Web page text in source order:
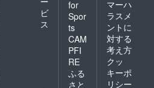
ビ
ス
for
Spor
ts
CAM
PFI
RE
ふる
さと
マーハ
ラスメ
ントに
対する
考え方
クッ
キーポ
リシー